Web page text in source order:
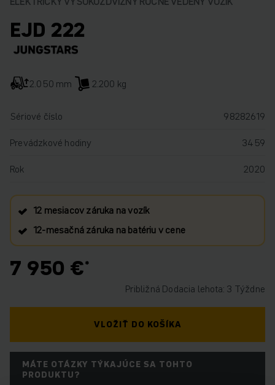
EJD 222
2.050 mm 2.200 kg
Sériové číslo
98282619
Prevádzkové hodiny
3459
Rok
2020
12 mesiacov záruka na vozík
12‑mesačná záruka na batériu v cene
7 950 €
Približná Dodacia lehota: 3 Týždne
VLOŽIŤ DO KOŠÍKA
MÁTE OTÁZKY TÝKAJÚCE SA TOHTO
PRODUKTU?